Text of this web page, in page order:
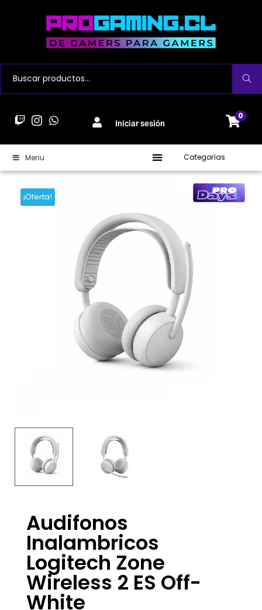
Buscar
Iniciar sesión
0
Menu Categorías
¡Oferta!
Audifonos
Inalambricos
Logitech Zone
Wireless 2 ES Off-
White